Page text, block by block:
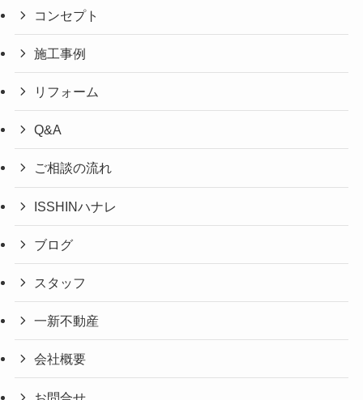
コンセプト
施工事例
リフォーム
Q&A
ご相談の流れ
ISSHINハナレ
ブログ
スタッフ
一新不動産
会社概要